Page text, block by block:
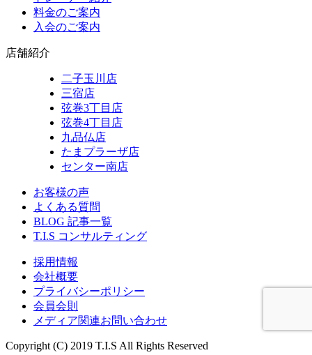
料金のご案内
入会のご案内
店舗紹介
二子玉川店
三宿店
弦巻3丁目店
弦巻4丁目店
九品仏店
たまプラーザ店
センター南店
お客様の声
よくある質問
BLOG 記事一覧
T.I.S コンサルティング
採用情報
会社概要
プライバシーポリシー
会員会則
メディア関連お問い合わせ
Copyright (C) 2019 T.I.S All Rights Reserved